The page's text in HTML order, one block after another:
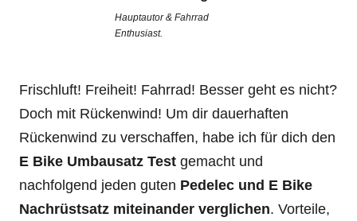
Hauptautor & Fahrrad
Enthusiast.
Frischluft! Freiheit! Fahrrad! Besser geht es nicht?
Doch mit Rückenwind! Um dir dauerhaften
Rückenwind zu verschaffen, habe ich für dich den
E Bike Umbausatz Test gemacht und
nachfolgend jeden guten Pedelec und E Bike
Nachrüstsatz miteinander verglichen. Vorteile,